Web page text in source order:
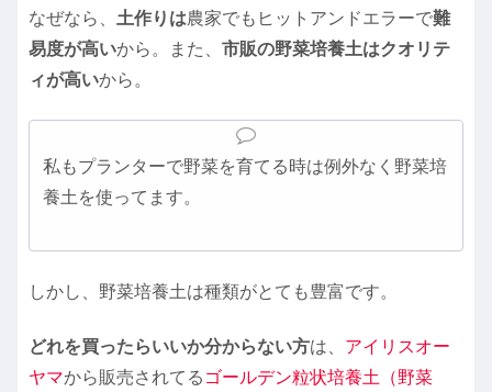
なぜなら、 土作りは農家でもヒットアンドエラーで難
易度が高いから。また、 市販の野菜培養土はクオリテ
ィが高いから。
私もプランターで野菜を育てる時は例外なく野菜培
養土を使ってます。
しかし、野菜培養土は種類がとても豊富です。
どれを買ったらいいか分からない方は、 アイリスオー
ヤマから販売されてる ゴールデン粒状培養土（野菜